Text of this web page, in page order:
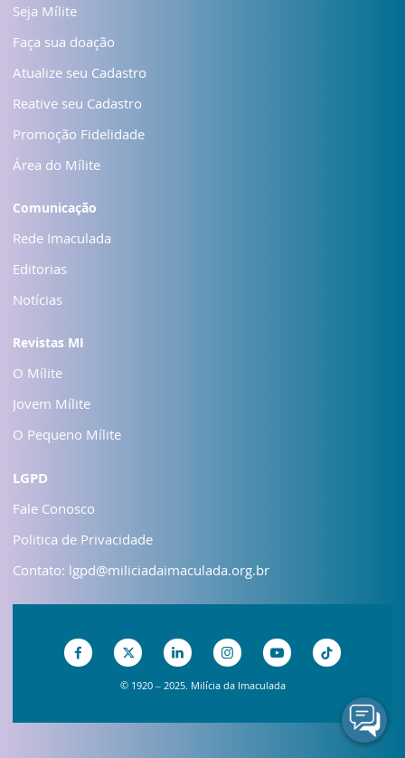
Seja Mílite
Faça sua doação
Atualize seu Cadastro
Reative seu Cadastro
Promoção Fidelidade
Área do Mílite
Comunicação
Rede Imaculada
Editorias
Notícias
Revistas MI
O Mílite
Jovem Mílite
O Pequeno Mílite
LGPD
Fale Conosco
Politica de Privacidade
Contato: lgpd@miliciadaimaculada.org.br
© 1920 – 2025. Milícia da Imaculada